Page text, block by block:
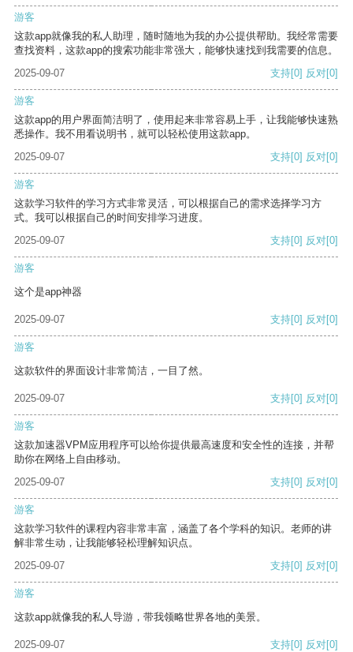
游客
这款app就像我的私人助理，随时随地为我的办公提供帮助。我经常需要
查找资料，这款app的搜索功能非常强大，能够快速找到我需要的信息。
2025-09-07
支持[0] 反对[0]
游客
这款app的用户界面简洁明了，使用起来非常容易上手，让我能够快速熟
悉操作。我不用看说明书，就可以轻松使用这款app。
2025-09-07
支持[0] 反对[0]
游客
这款学习软件的学习方式非常灵活，可以根据自己的需求选择学习方
式。我可以根据自己的时间安排学习进度。
2025-09-07
支持[0] 反对[0]
游客
这个是app神器
2025-09-07 支持[0] 反对[0]
游客
这款软件的界面设计非常简洁，一目了然。
2025-09-07 支持[0] 反对[0]
游客
这款加速器VPM应用程序可以给你提供最高速度和安全性的连接，并帮
助你在网络上自由移动。
2025-09-07
支持[0] 反对[0]
游客
这款学习软件的课程内容非常丰富，涵盖了各个学科的知识。老师的讲
解非常生动，让我能够轻松理解知识点。
2025-09-07
支持[0] 反对[0]
游客
这款app就像我的私人导游，带我领略世界各地的美景。
2025-09-07 支持[0] 反对[0]